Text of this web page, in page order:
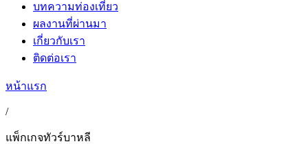
บทความท่องเที่ยว
ผลงานที่ผ่านมา
เกี่ยวกับเรา
ติดต่อเรา
หน้าแรก
/
แพ็กเกจทัวร์บาหลี